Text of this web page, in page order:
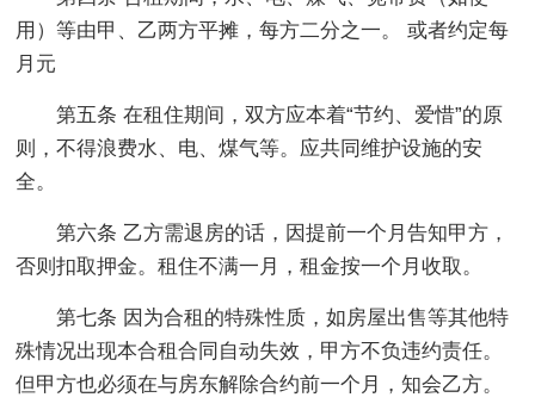
用）等由甲、乙两方平摊，每方二分之一。 或者约定每
月元
第五条 在租住期间，双方应本着“节约、爱惜”的原
则，不得浪费水、电、煤气等。应共同维护设施的安
全。
第六条 乙方需退房的话，因提前一个月告知甲方，
否则扣取押金。租住不满一月，租金按一个月收取。
第七条 因为合租的特殊性质，如房屋出售等其他特
殊情况出现本合租合同自动失效，甲方不负违约责任。
但甲方也必须在与房东解除合约前一个月，知会乙方。